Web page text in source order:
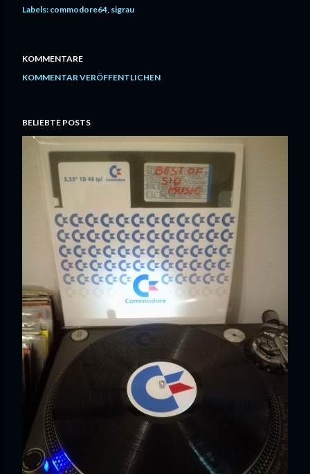
Labels: commodore64 sigrau
KOMMENTARE
KOMMENTAR VERÖFFENTLICHEN
BELIEBTE POSTS